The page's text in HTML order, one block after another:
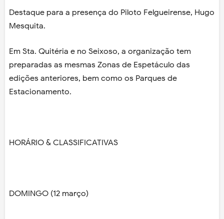
Destaque para a presença do Piloto Felgueirense, Hugo
Mesquita.
Em Sta. Quitéria e no Seixoso, a organização tem
preparadas as mesmas Zonas de Espetáculo das
edições anteriores, bem como os Parques de
Estacionamento.
HORÁRIO & CLASSIFICATIVAS
DOMINGO (12 março)